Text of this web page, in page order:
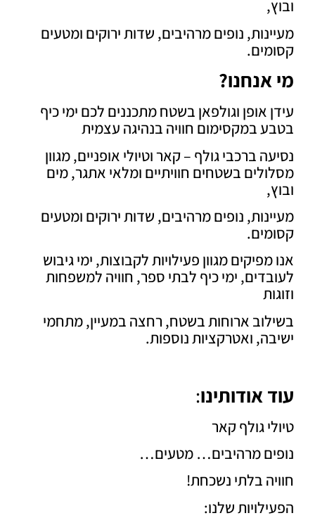
נופים מרהיבים, שדות ירוקים ומטעים
אופן וגולפאן בשטח מתכננים לכם ימי כיף
במקסימום חוויה בנהיגה עצמית
ברכבי גולף – קאר וטיולי אופניים, מגוון
בשטחים חוויתיים ומלאי אתגר, מים
נופים מרהיבים, שדות ירוקים ומטעים
מגוון פעילויות לקבוצות, ימי גיבוש
ימי כיף לבתי ספר, חוויה למשפחות
ארוחות בשטח, רחצה במעיין, מתחמי
ואטרקציות נוספות.
אודותינו:
גולף קאר
מרהיבים… מטעים…
בלתי נשכחת!
שלנו: